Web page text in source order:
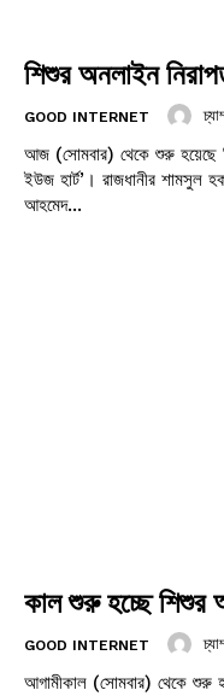
শিশুর অনলাইন
GOOD INTERNET
আজ (সোমবার) থেকে শুরু হয়েছে
ইউজ হার্ট’। রাজধানীর শামসুল
আহমেদ...
কাল শুরু হচ্ছে শিশুর
GOOD INTERNET
আগামীকাল (সোমবার) থেকে শুরু